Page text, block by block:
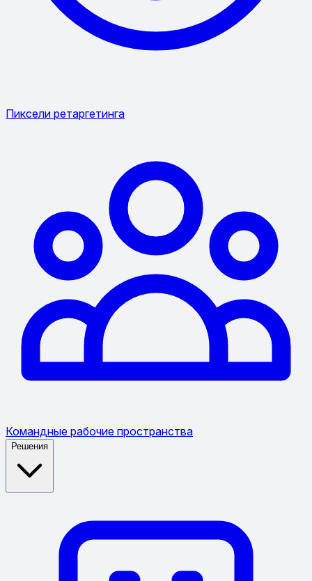
Пиксели ретаргетинга
Командные рабочие пространства
Решения